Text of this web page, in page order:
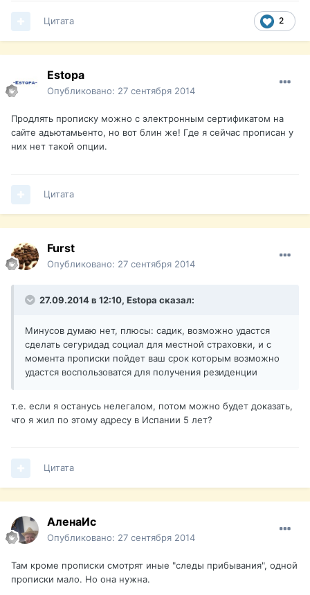
2
Цитата
Estopa
Опубликовано: 27 сентября 2014
Продлять прописку можно с электронным сертификатом на
сайте адьютамьенто, но вот блин же! Где я сейчас прописан у
них нет такой опции.
Цитата
Furst
Опубликовано: 27 сентября 2014
27.09.2014 в 12:10, Estopa сказал:
Минусов думаю нет, плюсы: садик, возможно удастся
сделать сегуридад социал для местной страховки, и с
момента прописки пойдет ваш срок которым возможно
удастся воспользоватся для получения резиденции
т.е. если я останусь нелегалом, потом можно будет доказать,
что я жил по этому адресу в Испании 5 лет?
Цитата
АленаИс
Опубликовано: 27 сентября 2014
Там кроме прописки смотрят иные "следы прибывания", одной
прописки мало. Но она нужна.